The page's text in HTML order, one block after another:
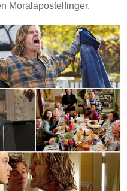
Moralapostelfinger.